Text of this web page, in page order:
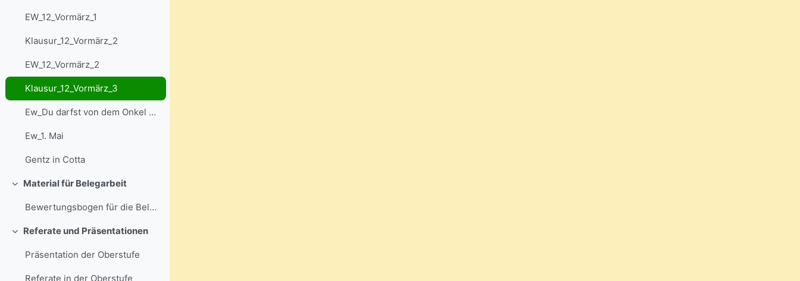
EW_12_Vormärz_1
Klausur_12_Vormärz_2
EW_12_Vormärz_2
Klausur_12_Vormärz_3
Ew_Du darfst von dem Onkel nichts annehmen
Ew_1. Mai
Gentz in Cotta
Einklappen
Material für Belegarbeit
Bewertungsbogen für die Belegarbeit
Einklappen
Referate und Präsentationen
Präsentation der Oberstufe
Referate in der Oberstufe